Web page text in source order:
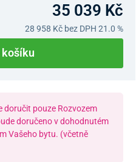
35 039 Kč
28 958 Kč bez DPH 21.0 %
košíku
doručit pouze Rozvozem
doručeno v dohodnutém
Vašeho bytu. (včetně